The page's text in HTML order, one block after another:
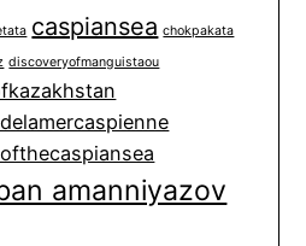
caspiansea chokpakata
discoveryofmanguistaou
amanniyazov